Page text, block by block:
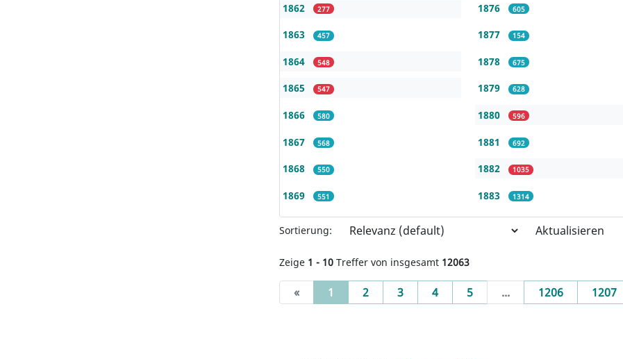
1862 277
1863 457
1864 548
1865 547
1866 580
1867 568
1868 550
1869 551
1876 605
1877 154
1878 675
1879 628
1880 596
1881 692
1882 1035
1883 1314
Sortierung: Aktualisieren
Zeige 1 - 10 Treffer von insgesamt 12063
« 1 (current)
2 3 4 5 ... 1206 1207